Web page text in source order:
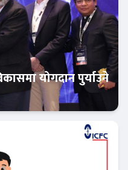
योगदान पुर्याउने